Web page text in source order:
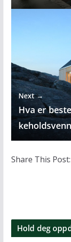
Next →
Hva er
Share This Post:
Hold deg